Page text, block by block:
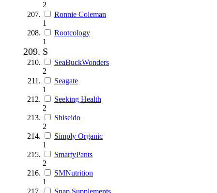
2
Ronnie Coleman
1
Rootcology
1
S
SeaBuckWonders
2
Seagate
1
Seeking Health
2
Shiseido
2
Simply Organic
1
SmartyPants
2
SMNutrition
1
Snap Supplements